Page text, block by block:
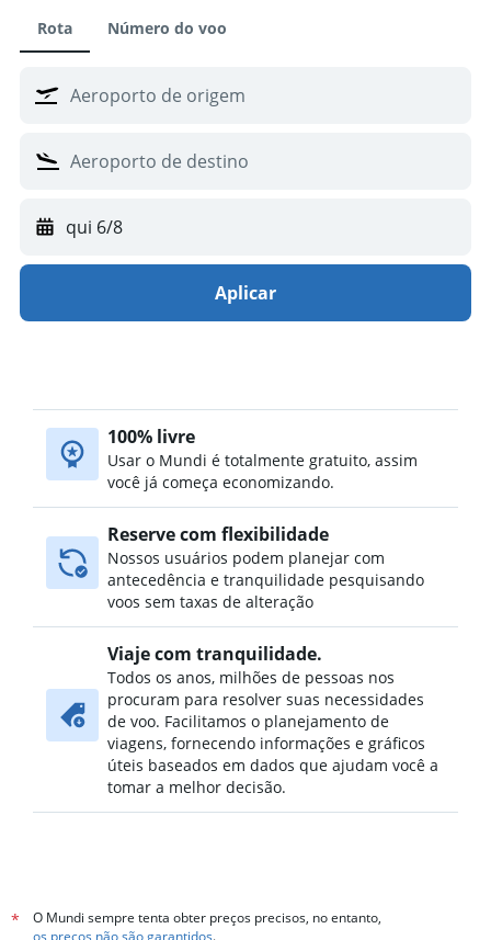
Hotéis em Cancún
Hotéis em San Diego
Hotéis em Punta Cana
Hotéis em Key West
Rota Número do voo
qui 6/8
Aplicar
100% livre
Usar o Mundi é totalmente gratuito, assim
você já começa economizando.
Reserve com flexibilidade
Nossos usuários podem planejar com
antecedência e tranquilidade pesquisando
voos sem taxas de alteração
Viaje com tranquilidade.
Todos os anos, milhões de pessoas nos
procuram para resolver suas necessidades
de voo. Facilitamos o planejamento de
viagens, fornecendo informações e gráficos
úteis baseados em dados que ajudam você a
tomar a melhor decisão.
*
O Mundi sempre tenta obter preços precisos, no entanto,
os preços não são garantidos.